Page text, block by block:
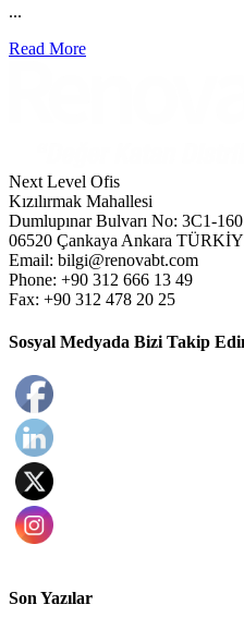
...
Read More
Next Level Ofis
Kızılırmak Mahallesi
Dumlupınar Bulvarı No: 3C1-160
06520 Çankaya Ankara
Email: bilgi@renovabt.com
Phone: +90 312 666 13 49
Fax: +90 312 478 20 25
Sosyal Medyada Bizi Takip
Son Yazılar